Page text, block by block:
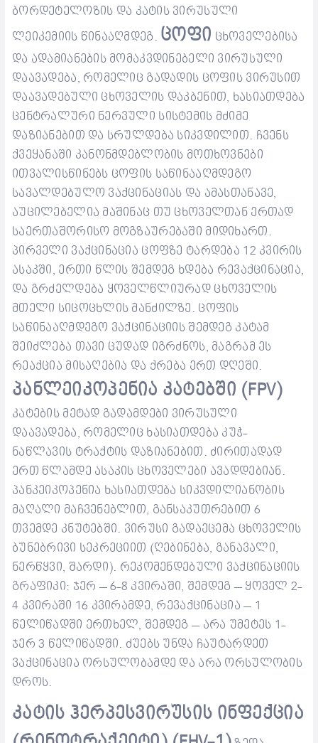
ბორდეტელოზის და კატის ვირუსული
ლეიკემიის წინააღმდეგ . ცოფი ცხოველებისა
და ადამიანების მომაკვდინებელი ვირუსული
დაავადება, რომელიც გადადის ცოფის ვირუსით
დაავადებული ცხოველის დაკბენით, ხასიათდება
ცენტრალური ნერვული სისტემის მძიმე
დაზიანებით და სრულდება სიკვდილით. ჩვენს
ქვეყანაში კანონმდებლობის მოთხოვნები
ითვალისწინებს ცოფის საწინააღმდეგო
სავალდებულო ვაქცინაციას და ამასთანავე,
აუცილებელია მაშინაც თუ ცხოველთან ერთად
საერთაშორისო მოგზაურებაში მიდიხართ.
პირველი ვაქცინაცია ცოფზე ტარდება 12 კვირის
ასაკში, ერთი წლის შემდეგ ხდება რევაქცინაცია,
და გრძელდება ყოველწლიურად ცხოველის
მთელი სიცოცხლის მანძილზე. ცოფის
საწინააღმდეგო ვაქცინაციის შემდეგ კატამ
შეიძლება თავი ცუდად იგრძნოს, მაგრამ ეს
რეაქცია მისაღებია და ქრება ერთ დღეში.
პანლეიკოპენია კატებში (FPV)
კატების მეტად გადამდები ვირუსული
დაავადება, რომელიც ხასიათდება კუჭ-
ნაწლავის ტრაქტის დაზიანებით. ძირითადად
ერთ წლამდე ასაკის ცხოველები ავადდებიან.
პანკეიკოპენია ხასიათდება სიკვდილიანობის
მაღალი მაჩვენებლით, განსაკუთრებით 6
თვემდე კნუტებში. ვირუსი გადაეცემა ცხოველის
ბუნებრივი სეკრეციით (ღებინება, განავალი,
ნერწყვი, შარდი). რეკომენდებული ვაქცინაციის
გრაფიკი: ჯერ – 6-8 კვირაში, შემდეგ – ყოველ 2-
4 კვირაში 16 კვირამდე, რევაქცინაცია – 1
წელიწადში ერთხელ, შემდეგ – არა უმეტეს 1-
ჯერ 3 წელიწადში. ძუებს უნდა ჩაუტარდეთ
ვაქცინაცია ორსულობამდე და არა ორსულობის
დროს.
კატის ჰერპესვირუსის ინფექცია